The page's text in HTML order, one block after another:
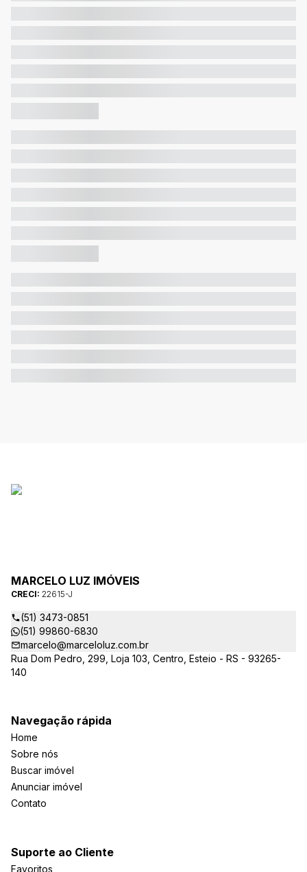
MARCELO LUZ IMÓVEIS
CRECI: 22615-J
(51) 3473-0851
(51) 99860-6830
marcelo@marceloluz.com.br
Rua Dom Pedro, 299, Loja 103, Centro, Esteio - RS - 93265-
140
Navegação rápida
Home
Sobre nós
Buscar imóvel
Anunciar imóvel
Contato
Suporte ao Cliente
Favoritos